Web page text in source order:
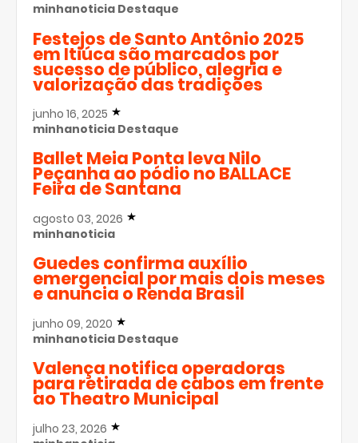
minhanoticia Destaque
Festejos de Santo Antônio 2025
em Itiúca são marcados por
sucesso de público, alegria e
valorização das tradições
junho 16, 2025
minhanoticia Destaque
Ballet Meia Ponta leva Nilo
Peçanha ao pódio no BALLACE
Feira de Santana
agosto 03, 2026
minhanoticia
Guedes confirma auxílio
emergencial por mais dois meses
e anuncia o Renda Brasil
junho 09, 2020
minhanoticia Destaque
Valença notifica operadoras
para retirada de cabos em frente
ao Theatro Municipal
julho 23, 2026